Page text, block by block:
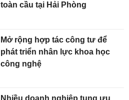
toàn cầu tại Hải Phòng
Mở rộng hợp tác công tư để
phát triển nhân lực khoa học
công nghệ
Nhiều doanh nghiệp tung ưu